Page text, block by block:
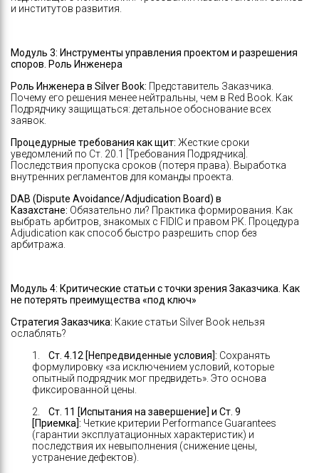
и институтов развития.
Модуль 3: Инструменты управления проектом и разрешения
споров. Роль Инженера
Роль Инженера в Silver Book: Представитель Заказчика.
Почему его решения менее нейтральны, чем в Red Book. Как
Подрядчику защищаться: детальное обоснование всех
заявок.
Процедурные требования как щит: Жесткие сроки
уведомлений по Ст. 20.1 [Требования Подрядчика].
Последствия пропуска сроков (потеря права). Выработка
внутренних регламентов для команды проекта.
DAB (Dispute Avoidance/Adjudication Board) в
Казахстане: Обязательно ли? Практика формирования. Как
выбрать арбитров, знакомых с FIDIC и правом РК. Процедура
Adjudication как способ быстро разрешить спор без
арбитража.
Модуль 4: Критические статьи с точки зрения Заказчика. Как
не потерять преимущества «под ключ»
Стратегия Заказчика: Какие статьи Silver Book нельзя
ослаблять?
1. Ст. 4.12 [Непредвиденные условия]: Сохранять
формулировку «за исключением условий, которые
опытный подрядчик мог предвидеть». Это основа
фиксированной цены.
2. Ст. 11 [Испытания на завершение] и Ст. 9
[Приемка]: Четкие критерии Performance Guarantees
(гарантии эксплуатационных характеристик) и
последствия их невыполнения (снижение цены,
устранение дефектов).